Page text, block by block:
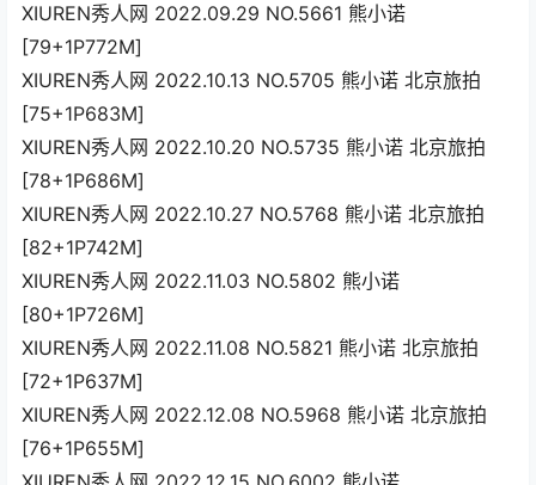
XIUREN秀人网 2022.09.29 NO.5661 熊小诺
[79+1P772M]
XIUREN秀人网 2022.10.13 NO.5705 熊小诺 北京旅拍
[75+1P683M]
XIUREN秀人网 2022.10.20 NO.5735 熊小诺 北京旅拍
[78+1P686M]
XIUREN秀人网 2022.10.27 NO.5768 熊小诺 北京旅拍
[82+1P742M]
XIUREN秀人网 2022.11.03 NO.5802 熊小诺
[80+1P726M]
XIUREN秀人网 2022.11.08 NO.5821 熊小诺 北京旅拍
[72+1P637M]
XIUREN秀人网 2022.12.08 NO.5968 熊小诺 北京旅拍
[76+1P655M]